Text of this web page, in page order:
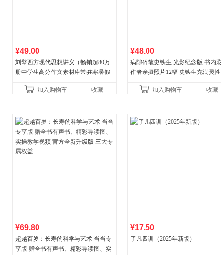
¥49.00
刘擎西方现代思想讲义（畅销超80万
册中学生高分作文素材库常驻寒暑假
讲透西方思想史，哲学知
加入购物车 收藏
¥48.00
病隙碎笔史铁生 光影纪念版 书内
作者亲摄照片12幅 史铁生充满灵
加入购物车
收藏
¥69.80
超越百岁：长寿的科学与艺术 当当专
享版 赠全书有声书、精彩导读图、实
¥17.50
了凡四训（2025年新版）